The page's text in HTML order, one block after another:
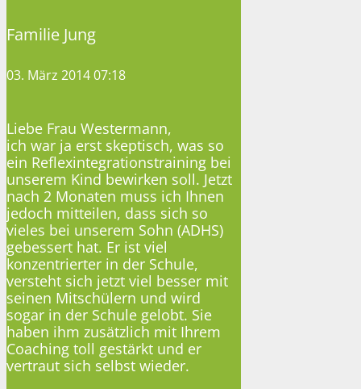
Familie Jung
03. März 2014 07:18
Liebe Frau Westermann,
ich war ja erst skeptisch, was so
ein Reflexintegrationstraining bei
unserem Kind bewirken soll. Jetzt
nach 2 Monaten muss ich Ihnen
jedoch mitteilen, dass sich so
vieles bei unserem Sohn (ADHS)
gebessert hat. Er ist viel
konzentrierter in der Schule,
versteht sich jetzt viel besser mit
seinen Mitschülern und wird
sogar in der Schule gelobt. Sie
haben ihm zusätzlich mit Ihrem
Coaching toll gestärkt und er
vertraut sich selbst wieder.